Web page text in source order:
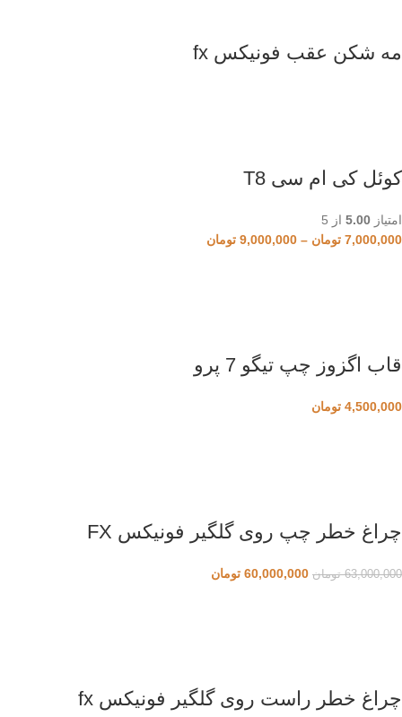
مه شکن عقب فونیکس fx
کوئل کی ام سی T8
امتیاز 5.00 از 5
7,000,000 تومان –
9,000,000 تومان
قاب اگزوز چپ تیگو 7 پرو
4,500,000 تومان
چراغ خطر چپ روی گلگیر فونیکس FX
63,000,000 تومان 60,000,000 تومان
چراغ خطر راست روی گلگیر فونیکس fx